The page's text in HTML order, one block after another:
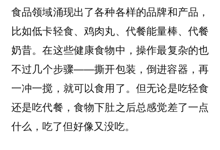
食品领域涌现出了各种各样的品牌和产品，
比如低卡轻食、鸡肉丸、代餐能量棒、代餐
奶昔。在这些健康食物中，操作最复杂的也
不过几个步骤——撕开包装，倒进容器，再
一冲一搅，就可以食用了。但无论是吃轻食
还是吃代餐，食物下肚之后总感觉差了一点
什么，吃了但好像又没吃。